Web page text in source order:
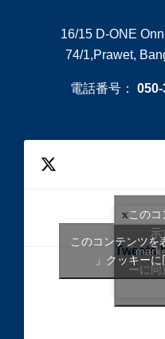
16/15 D-ONE
74/1,Prawet,
電話番号： 050-
Tweets
この
示
「
ーに同
このコンテンツを
」クッキーに